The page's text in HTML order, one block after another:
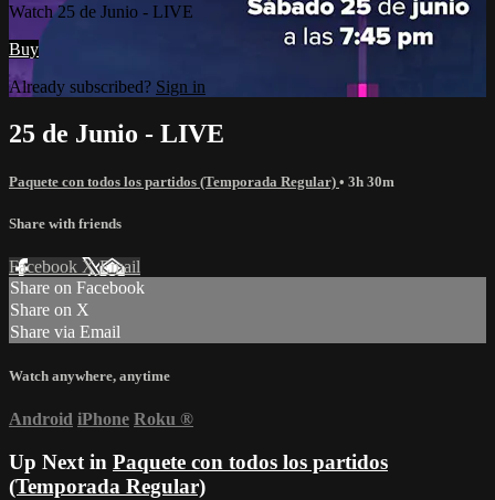
Watch 25 de Junio - LIVE
Buy
Already subscribed? Sign in
25 de Junio - LIVE
Paquete con todos los partidos (Temporada Regular) • 3h 30m
Share with friends
Facebook XEmail
Share on Facebook
Share on X
Share via Email
Watch anywhere, anytime
Android iPhone Roku ®
Up Next in Paquete con todos los partidos
(Temporada Regular)